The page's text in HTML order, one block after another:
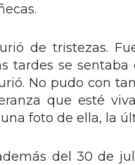
de tristezas.
tardes se
No pudo con
que esté
foto de ella, la
del 30 de